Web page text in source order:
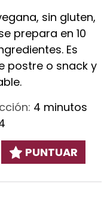
sin gluten,
prepara en 10
Es
postre o snack y
4minutos
minutos
PUNTUAR